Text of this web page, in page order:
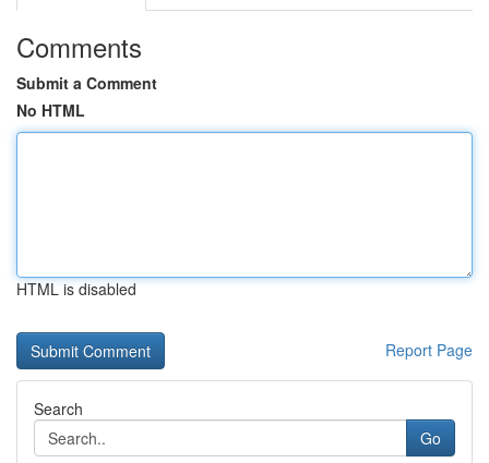
Comments
Submit a Comment
No HTML
HTML is disabled
Report Page
Search
Go